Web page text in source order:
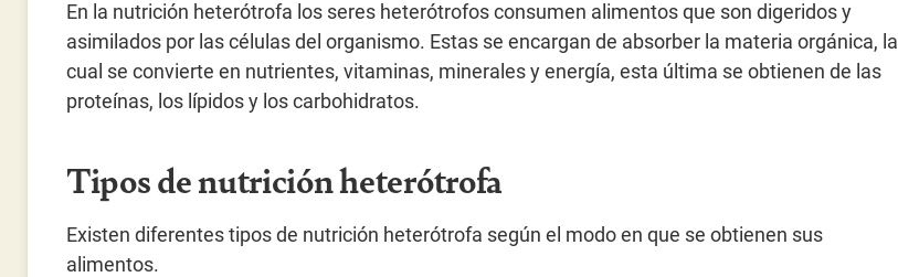
En la nutrición heterótrofa los seres heterótrofos consumen alimentos que son digeridos y
asimilados por las células del organismo. Estas se encargan de absorber la materia orgánica, la
cual se convierte en nutrientes, vitaminas, minerales y energía, esta última se obtienen de las
proteínas, los lípidos y los carbohidratos.
Tipos de nutrición heterótrofa
Existen diferentes tipos de nutrición heterótrofa según el modo en que se obtienen sus
alimentos.